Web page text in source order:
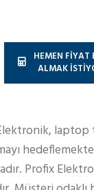
HEMEN FİYAT
ALMAK
Profix